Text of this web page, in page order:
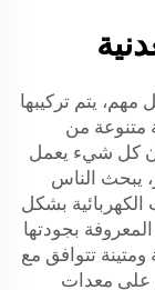
يتم تركيبها
متنوعة من
كل شيء يعمل
يبحث الناس
بشكل
بجودتها
تتوافق مع
على معدات